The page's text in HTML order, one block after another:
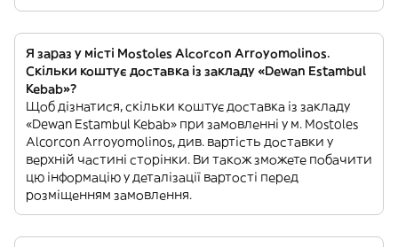
Я зараз у місті Mostoles Alcorcon Arroyomolinos.
Скільки коштує доставка із закладу «Dewan Estambul
Kebab»?
Щоб дізнатися, скільки коштує доставка із закладу
«Dewan Estambul Kebab» при замовленні у м. Mostoles
Alcorcon Arroyomolinos, див. вартість доставки у
верхній частині сторінки. Ви також зможете побачити
цю інформацію у деталізації вартості перед
розміщенням замовлення.